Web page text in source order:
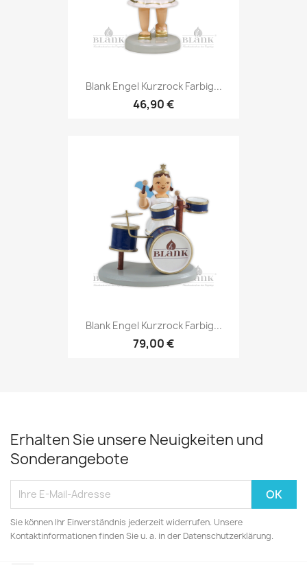
Blank Engel Kurzrock Farbig...
46,90 €
Blank Engel Kurzrock Farbig...
79,00 €
Erhalten Sie unsere Neuigkeiten und
Sonderangebote
Sie können Ihr Einverständnis jederzeit widerrufen. Unsere
Kontaktinformationen finden Sie u. a. in der Datenschutzerklärung.